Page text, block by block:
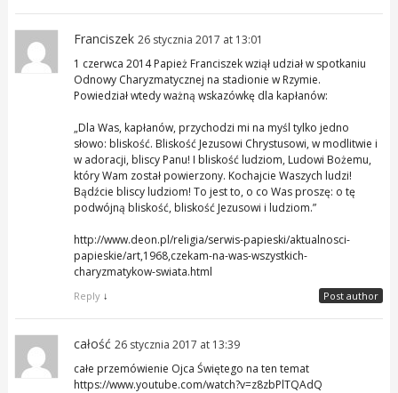
Franciszek
Post author
26 stycznia 2017 at 13:01
1 czerwca 2014 Papież Franciszek wziął udział w spotkaniu
Odnowy Charyzmatycznej na stadionie w Rzymie.
Powiedział wtedy ważną wskazówkę dla kapłanów:
„Dla Was, kapłanów, przychodzi mi na myśl tylko jedno
słowo: bliskość. Bliskość Jezusowi Chrystusowi, w modlitwie i
w adoracji, bliscy Panu! I bliskość ludziom, Ludowi Bożemu,
który Wam został powierzony. Kochajcie Waszych ludzi!
Bądźcie bliscy ludziom! To jest to, o co Was proszę: o tę
podwójną bliskość, bliskość Jezusowi i ludziom.”
http://www.deon.pl/religia/serwis-papieski/aktualnosci-
papieskie/art,1968,czekam-na-was-wszystkich-
charyzmatykow-swiata.html
Reply ↓
całość 26 stycznia 2017 at 13:39
całe przemówienie Ojca Świętego na ten temat
https://www.youtube.com/watch?v=z8zbPlTQAdQ